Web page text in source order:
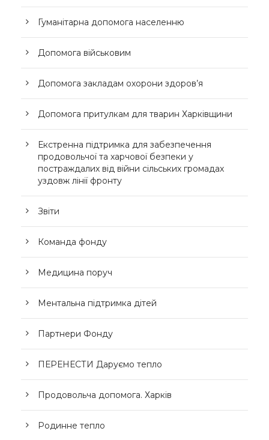
Гуманітарна допомога населенню
Допомога військовим
Допомога закладам охорони здоров’я
Допомога притулкам для тварин Харківщини
Екстренна підтримка для забезпечення
продовольчої та харчової безпеки у
постраждалих від війни сільських громадах
уздовж лінії фронту
Звіти
Команда фонду
Медицина поруч
Ментальна підтримка дітей
Партнери Фонду
ПЕРЕНЕСТИ Даруємо тепло
Продовольча допомога. Харків
Родинне тепло